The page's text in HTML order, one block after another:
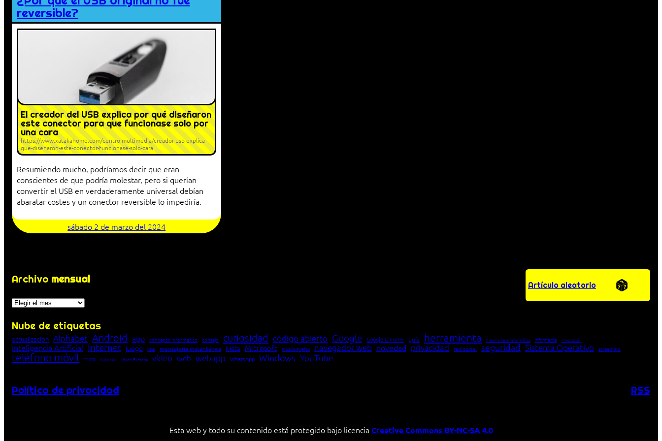
reversible?
El creador del USB explica por qué diseñaron
este conector para que funcionase solo por
una cara
https://www.xatakahome.com/centro-multimedia/creador-usb-explica-
que-disenaron-este-conector-funcionase-solo-cara
Resumiendo mucho, podríamos decir que eran
conscientes de que podría molestar, pero si querían
convertir el USB en verdaderamente universal debían
abaratar costes y un conector reversible lo impediría.
sábado 2 de marzo del 2024
Archivo mensual
Archivos
Artículo aleatorio
Nube de etiquetas
actualización Alphabet Android app concepto informático consejo curiosidad código abierto Google Google Chrome guía herramienta historia de la Informática Informática innovación
Inteligencia Artificial Internet juego lista mensajería instantánea Meta Microsoft Mozilla Firefox navegador web novedad privacidad red social seguridad Sistema Operativo streaming
teléfono móvil truco tutorial Unión Europea vídeo web webapp WhatsApp Windows YouTube
Política de privacidad RSS
Esta web y todo su contenido está protegido bajo licencia Creative Commons BY-NC-SA 4.0